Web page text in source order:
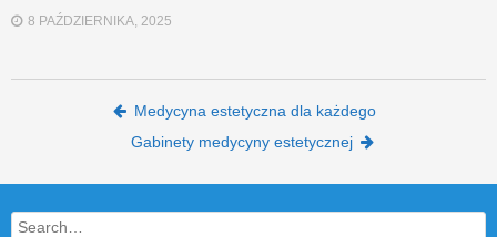
8 PAŹDZIERNIKA, 2025
Post navigation
Medycyna estetyczna dla każdego
Gabinety medycyny estetycznej
Search